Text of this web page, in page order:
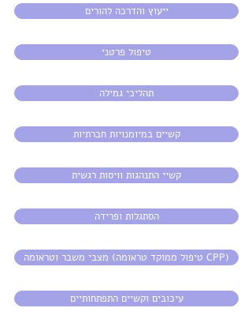
ייעוץ והדרכה להורים
טיפול פרטני
תהליכי גמילה
קשיים במיומנויות חברתיות
קשיי התנהגות וויסות רגשית
הסתגלות ופרידה
מצבי משבר וטראומה (טיפול ממוקד טראומה CPP)
עיכובים וקשיים התפתחותיים